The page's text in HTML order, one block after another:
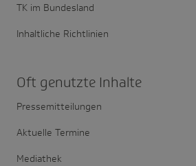
TK im Bundesland
Inhaltliche Richtlinien
Oft genutzte Inhalte
Pressemitteilungen
Aktuelle Termine
Mediathek